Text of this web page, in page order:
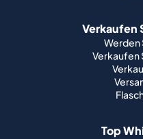
Verkaufen
Werden
Verkaufen
Top